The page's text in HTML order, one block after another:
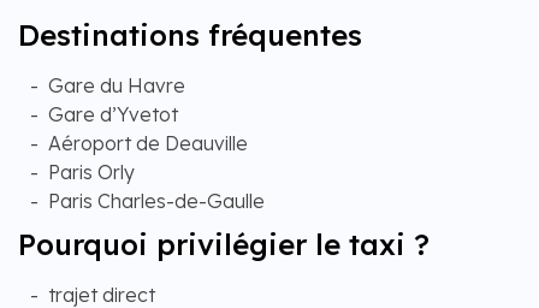
Destinations fréquentes
Gare du Havre
Gare d’Yvetot
Aéroport de Deauville
Paris Orly
Paris Charles-de-Gaulle
Pourquoi privilégier le taxi ?
trajet direct